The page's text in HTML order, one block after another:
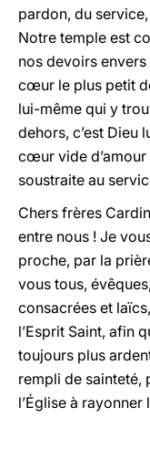
pardon, du
Notre temple est
nos devoirs
cœur le plus petit
lui-même qui y
dehors, c’est Dieu
cœur vide d’amour
soustraite au
Chers frères
entre nous ! Je
proche, par la
vous tous,
consacrées et
l’Esprit Saint, afin
toujours plus
rempli de sainteté,
l’Église à rayonner